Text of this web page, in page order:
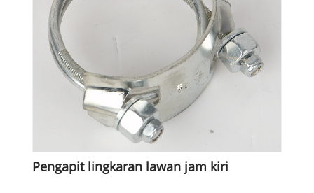
Pengapit lingkaran lawan jam kiri